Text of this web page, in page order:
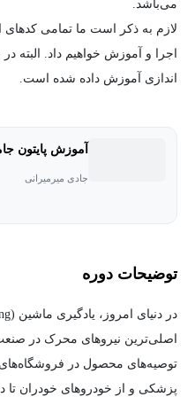
می‌باشد.
اجرا و آموزش خواهیم داد. البته
اندازی آموزش داده شده است.
آموزش پایتون
جادی میرمیرانی
توضیحات دوره
اصلی‌ترین نیروهای محرک در
توصیه‌های محصول در فروشگاه‌های
پزشکی و از خودروهای خودران تا